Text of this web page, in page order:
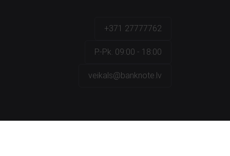
+371 27777762
P.-Pk. 09:00 - 18:00
veikals@banknote.lv